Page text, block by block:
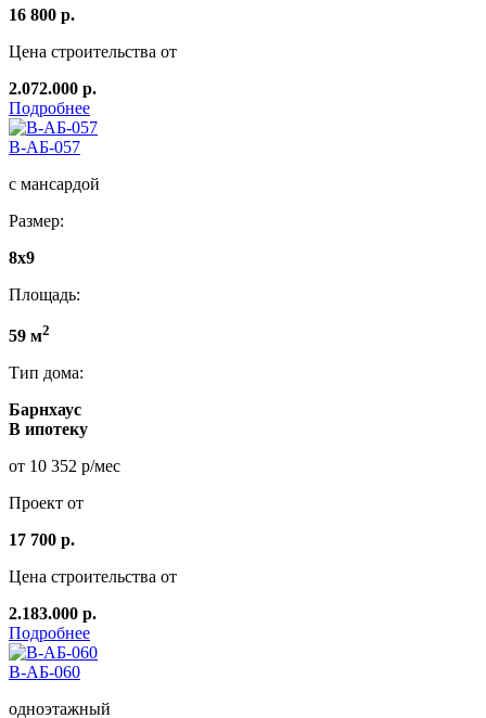
16 800 р.
Цена строительства от
2.072.000 р.
Подробнее
В-АБ-057
с мансардой
Размер:
8x9
Площадь:
59 м2
Тип дома:
Барнхаус
В ипотеку
от 10 352 р/мес
Проект от
17 700 р.
Цена строительства от
2.183.000 р.
Подробнее
В-АБ-060
одноэтажный